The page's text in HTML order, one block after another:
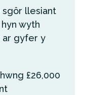
sgôr llesiant
wyth
ar gyfer y
£26,000